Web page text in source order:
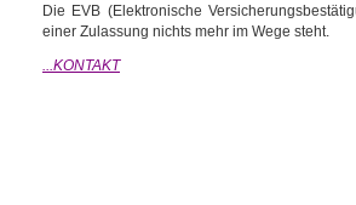
Die EVB (Elektronische
einer Zulassung nichts mehr im Wege steht.
...KONTAKT